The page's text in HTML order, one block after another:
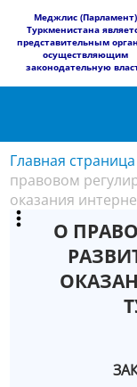
​Меджлис (Парламент)
Туркменистана
представительным
осуществляющим
законодательную
Главная страница
правовом
оказания
О